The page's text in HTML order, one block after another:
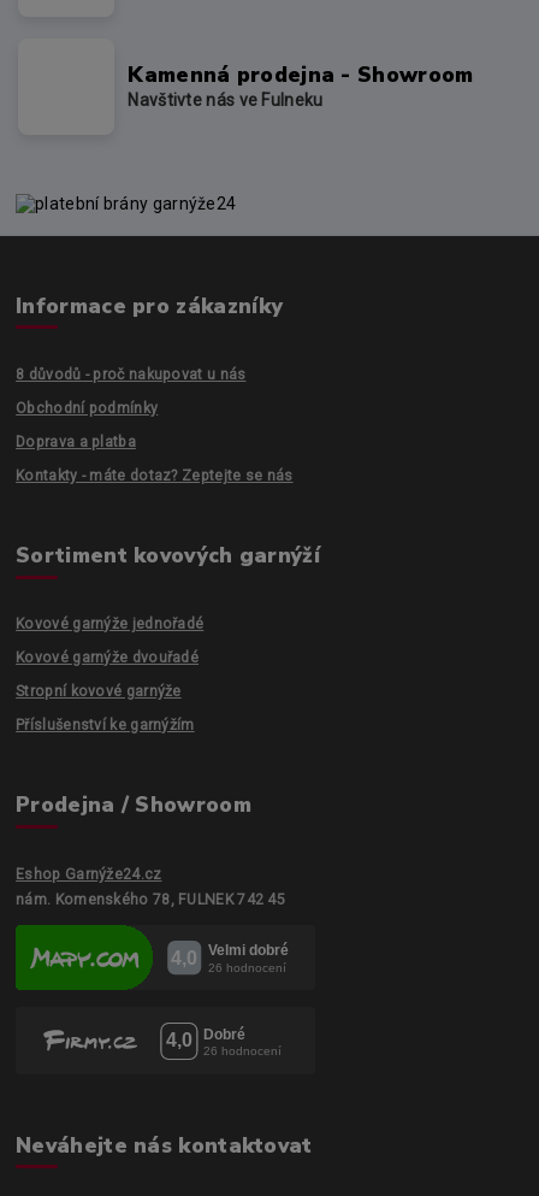
Kamenná prodejna - Showroom
Navštivte nás ve Fulneku
Informace pro zákazníky
8 důvodů - proč nakupovat u nás
Obchodní podmínky
Doprava a platba
Kontakty - máte dotaz? Zeptejte se nás
Sortiment kovových garnýží
Kovové garnýže jednořadé
Kovové garnýže dvouřadé
Stropní kovové garnýže
Příslušenství ke garnýžím
Prodejna / Showroom
Eshop Garnýže24.cz
nám. Komenského 78, FULNEK 742 45
Neváhejte nás kontaktovat